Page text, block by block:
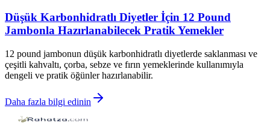
Düşük Karbonhidratlı Diyetler İçin 12 Pound
Jambonla Hazırlanabilecek Pratik Yemekler
12 pound jambonun düşük karbonhidratlı diyetlerde saklanması ve
çeşitli kahvaltı, çorba, sebze ve fırın yemeklerinde kullanımıyla
dengeli ve pratik öğünler hazırlanabilir.
Daha fazla bilgi edinin